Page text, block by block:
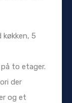
køkken, 5
to etager.
der
og et